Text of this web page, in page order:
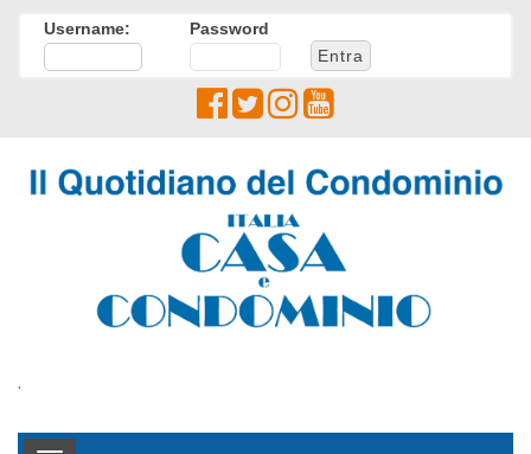
Username: Password
.